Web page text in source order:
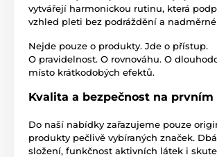
vytvářejí harmonickou rutinu, která
vzhled pleti bez podráždění a
Nejde pouze o produkty. Jde o přístup.
O pravidelnost. O rovnováhu. O
místo krátkodobých efektů.
Kvalita a bezpečnost na
Do naší nabídky zařazujeme pouze
produkty pečlivě vybíraných značek.
složení, funkčnost aktivních látek i